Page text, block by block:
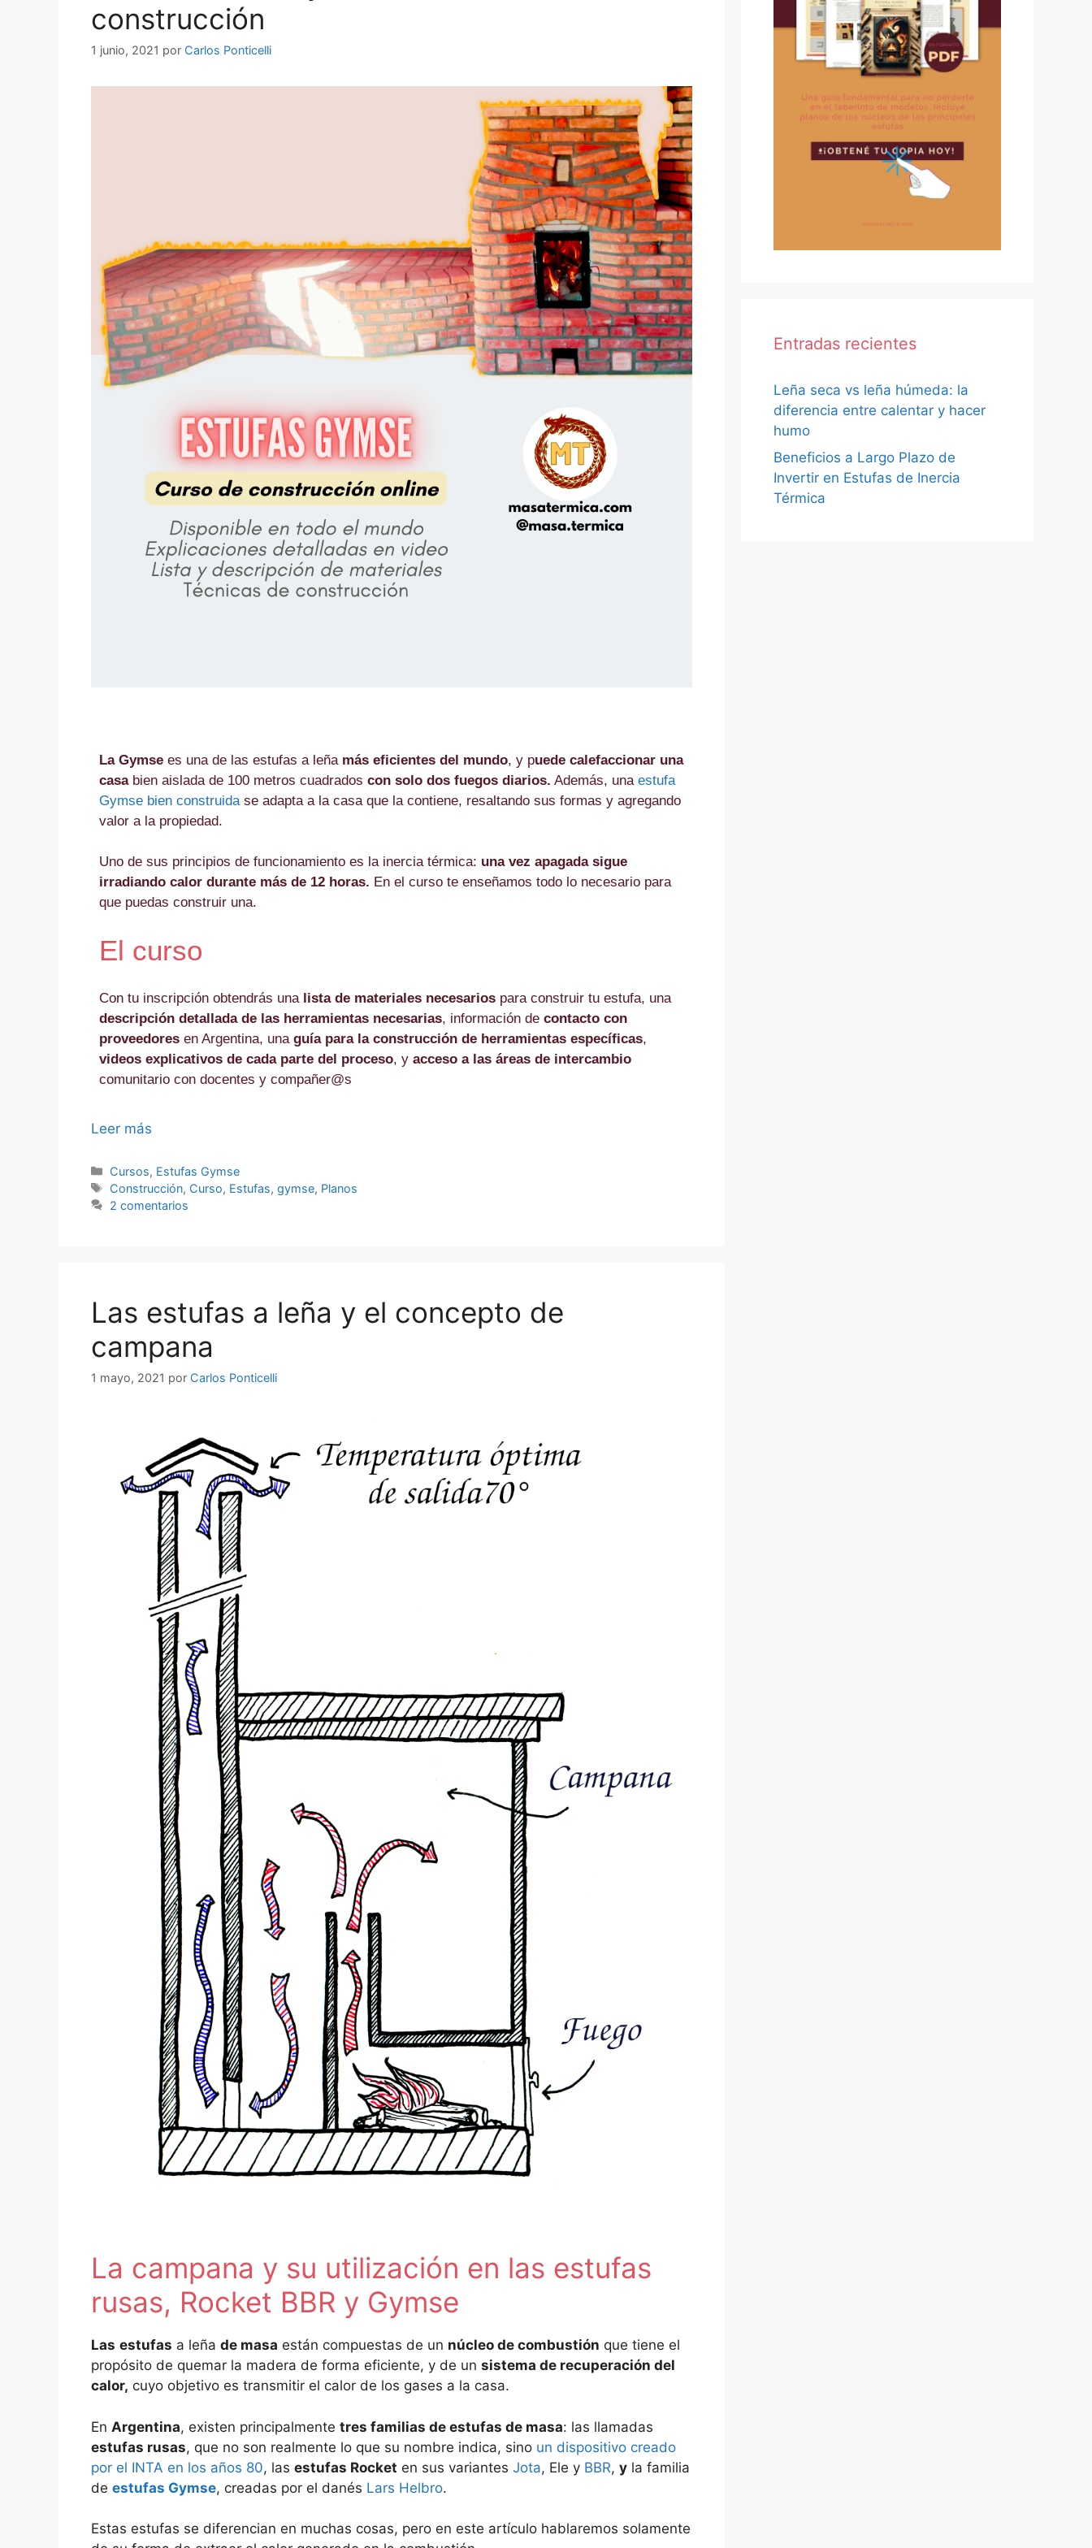
construcción
1 junio, 2021 por Carlos Ponticelli
La Gymse es una de las estufas a leña más eficientes del mundo, y puede calefaccionar una
casabien aislada de 100 metros cuadrados con solo dos fuegos diarios. Además, una estufa
Gymse bien construida se adapta a la casa que la contiene, resaltando sus formas y agregando
valor a la propiedad.
Uno de sus principios de funcionamiento es la inercia térmica: una vez apagada sigue
irradiando calor durante más de 12 horas. En el curso te enseñamos todo lo necesario para
que puedas construir una.
El curso
Con tu inscripción obtendrás una lista de materiales necesarios para construir tu estufa, una
descripción detallada de las herramientas necesarias, información de contacto con
proveedores en Argentina, una guía para la construcción de herramientas específicas,
videos explicativos de cada parte del proceso, y acceso a las áreas de intercambio
comunitario con docentes y compañer@s
Leer más
Cursos, Estufas Gymse
Construcción, Curso, Estufas,gymse, Planos
2 comentarios
Las estufas a leña y el concepto de
campana
1 mayo, 2021 por Carlos Ponticelli
La campana y su utilización en las estufas
rusas, Rocket BBR y Gymse
Las estufas a leña de masa están compuestas de un núcleo de combustión que tiene el
propósito de quemar la madera de forma eficiente, y de un sistema de recuperación del
calor, cuyo objetivo es transmitir el calor de los gases a la casa.
En Argentina, existen principalmente tres familias de estufas de masa: las llamadas
estufas rusas, que no son realmente lo que su nombre indica, sino un dispositivo creado
por el INTA en los años 80, las estufas Rocket en sus variantes Jota, Ele y BBR, y la familia
de estufas Gymse, creadas por el danés Lars Helbro.
Estas estufas se diferencian en muchas cosas, pero en este artículo hablaremos solamente
Entradas recientes
Leña seca vs leña húmeda: la
diferencia entre calentar y hacer
humo
Beneficios a Largo Plazo de
Invertir en Estufas de Inercia
Térmica